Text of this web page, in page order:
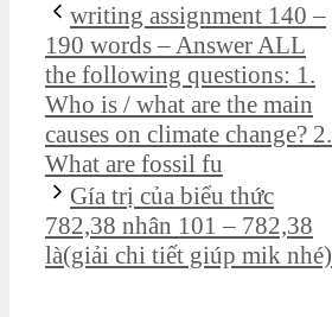
writing assignment 140 –
190 words – Answer ALL
the following questions: 1.
Who is / what are the main
causes on climate change? 2.
What are fossil fu
Gía trị của biểu thức
782,38 nhân 101 – 782,38
là(giải chi tiết giúp mik nhé)